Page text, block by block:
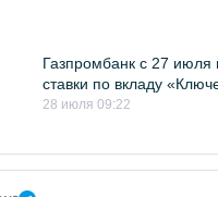
Газпромбанк с 27 июля
ставки по вкладу
28 июля 09:22